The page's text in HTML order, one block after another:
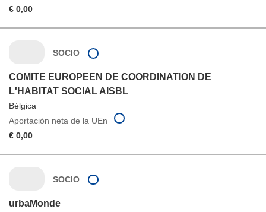
€ 0,00
SOCIO
COMITE EUROPEEN DE COORDINATION DE
L'HABITAT SOCIAL AISBL
Bélgica
Aportación neta de la UEn
€ 0,00
SOCIO
urbaMonde